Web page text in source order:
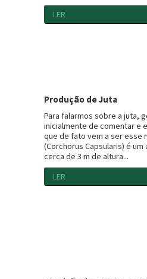
LER
Produção de Juta
Para falarmos sobre a juta,
inicialmente de comentar e
que de fato vem a ser esse
(Corchorus Capsularis) é
cerca de 3 m de altura...
LER